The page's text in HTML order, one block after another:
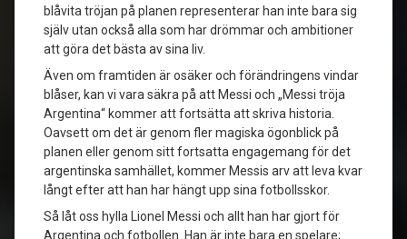
blåvita tröjan på planen representerar han inte bara sig
själv utan också alla som har drömmar och ambitioner
att göra det bästa av sina liv.
Även om framtiden är osäker och förändringens vindar
blåser, kan vi vara säkra på att Messi och „Messi tröja
Argentina“ kommer att fortsätta att skriva historia.
Oavsett om det är genom fler magiska ögonblick på
planen eller genom sitt fortsatta engagemang för det
argentinska samhället, kommer Messis arv att leva kvar
långt efter att han har hängt upp sina fotbollsskor.
Så låt oss hylla Lionel Messi och allt han har gjort för
Argentina och fotbollen. Han är inte bara en spelare;